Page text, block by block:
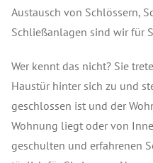
Austausch von Schlössern,
Schließanlagen sind wir für
Wer kennt das nicht? Sie
Haustür hinter sich zu und
geschlossen ist und der
Wohnung liegt oder von
geschulten und erfahrenen